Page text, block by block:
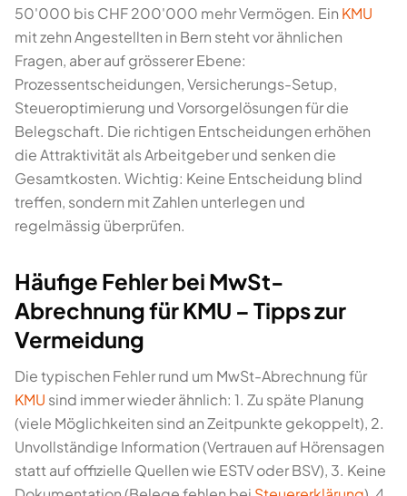
50'000 bis CHF 200'000 mehr Vermögen. Ein KMU
mit zehn Angestellten in Bern steht vor ähnlichen
Fragen, aber auf grösserer Ebene:
Prozessentscheidungen, Versicherungs-Setup,
Steueroptimierung und Vorsorgelösungen für die
Belegschaft. Die richtigen Entscheidungen erhöhen
die Attraktivität als Arbeitgeber und senken die
Gesamtkosten. Wichtig: Keine Entscheidung blind
treffen, sondern mit Zahlen unterlegen und
regelmässig überprüfen.
Häufige Fehler bei MwSt-
Abrechnung für KMU – Tipps zur
Vermeidung
Die typischen Fehler rund um MwSt-Abrechnung für
KMU sind immer wieder ähnlich: 1. Zu späte Planung
(viele Möglichkeiten sind an Zeitpunkte gekoppelt), 2.
Unvollständige Information (Vertrauen auf Hörensagen
statt auf offizielle Quellen wie ESTV oder BSV), 3. Keine